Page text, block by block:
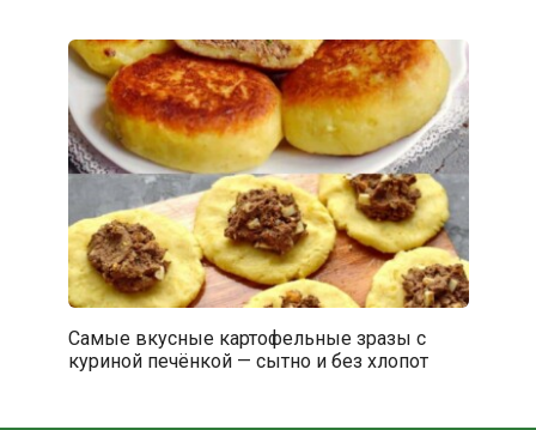
Самые вкусные картофельные зразы с
куриной печёнкой — сытно и без хлопот